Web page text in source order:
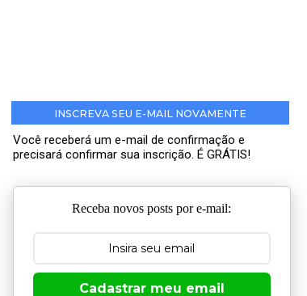
INSCREVA SEU E-MAIL NOVAMENTE
Você receberá um e-mail de confirmação e
precisará confirmar sua inscrição. É GRÁTIS!
Receba novos posts por e-mail:
Cadastrar meu email